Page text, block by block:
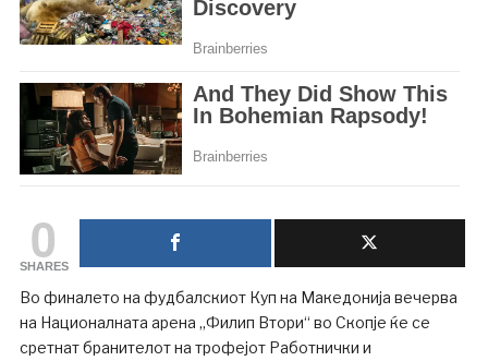
0
SHARES
Во финалето на фудбалскиот Куп на Македонија вечерва
на Националната арена „Филип Втори“ во Скопје ќе се
сретнат бранителот на трофејот Работнички и